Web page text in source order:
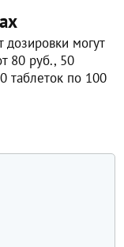
могут
80 руб., 50
таблеток по 100